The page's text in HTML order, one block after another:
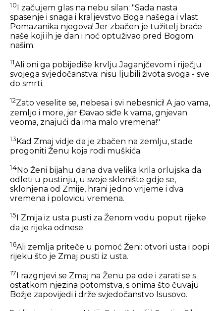
10I začujem glas na nebu silan: "Sada nasta
spasenje i snaga i kraljevstvo Boga našega i vlast
Pomazanika njegova! Jer zbačen je tužitelj braće
naše koji ih je dan i noć optuživao pred Bogom
našim.
11Ali oni ga pobijediše krvlju Jaganjčevom i riječju
svojega svjedočanstva: nisu ljubili života svoga - sve
do smrti.
12Zato veselite se, nebesa i svi nebesnici! A jao vama,
zemljo i more, jer Đavao siđe k vama, gnjevan
veoma, znajući da ima malo vremena!"
13Kad Zmaj vidje da je zbačen na zemlju, stade
progoniti Ženu koja rodi muškića.
14No Ženi bijahu dana dva velika krila orlujska da
odleti u pustinju, u svoje sklonište gdje se,
sklonjena od Zmije, hrani jedno vrijeme i dva
vremena i polovicu vremena.
15
I Zmija iz usta pusti za Ženom vodu poput rijeke
da je rijeka odnese.
16Ali zemlja priteče u pomoć Ženi: otvori usta i popi
rijeku što je Zmaj pusti iz usta.
17
I razgnjevi se Zmaj na Ženu pa ode i zarati se s
ostatkom njezina potomstva, s onima što čuvaju
Božje zapovijedi i drže svjedočanstvo Isusovo.